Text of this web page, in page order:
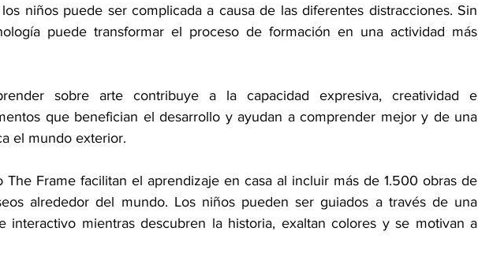
niños puede ser complicada a causa de las diferentes distracciones. Sin
puede transformar el proceso de formación en una actividad más
sobre arte contribuye a la capacidad expresiva, creatividad e
que benefician el desarrollo y ayudan a comprender mejor y de una
el mundo exterior.
The Frame facilitan el aprendizaje en casa al incluir más de 1.500 obras de
alrededor del mundo. Los niños pueden ser guiados a través de una
interactivo mientras descubren la historia, exaltan colores y se motivan a